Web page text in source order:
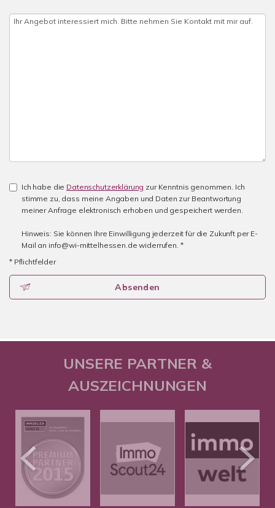
Ich habe die Datenschutzerklärung zur Kenntnis genommen. Ich
stimme zu, dass meine Angaben und Daten zur Beantwortung
meiner Anfrage elektronisch erhoben und gespeichert werden.
Hinweis: Sie können Ihre Einwilligung jederzeit für die Zukunft per E-
Mail an info@wi-mittelhessen.de widerrufen. *
* Pflichtfelder
Absenden
UNSERE PARTNER &
AUSZEICHNUNGEN